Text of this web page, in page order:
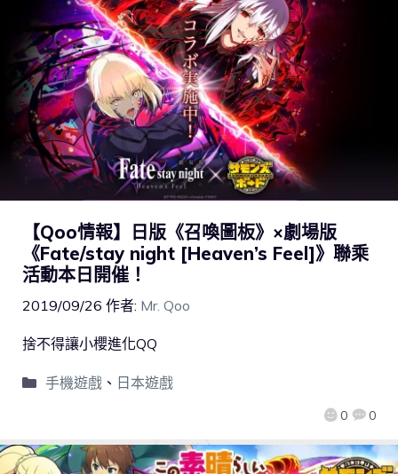
【Qoo情報】日版《召喚圖板》×劇場版
《Fate/stay night [Heaven’s Feel]》聯乘
活動本日開催！
2019/09/26 作者: Mr. Qoo
0 0
捨不得讓小櫻進化QQ
手機遊戲、 日本遊戲